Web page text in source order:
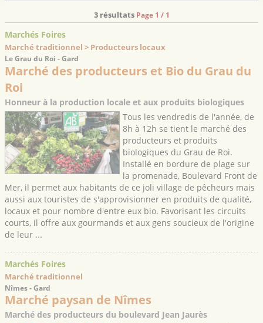
3 résultats Page 1 / 1
Marchés Foires
Marché traditionnel > Producteurs locaux
Le Grau du Roi - Gard
Marché des producteurs et Bio du Grau du
Roi
Honneur à la production locale et aux produits biologiques
Tous les vendredis de l'année, de
8h à 12h se tient le marché des
producteurs et produits
biologiques du Grau de Roi.
Installé en bordure de plage sur
la promenade, Boulevard Front de
Mer, il permet aux habitants de ce joli village de pêcheurs mais
aussi aux touristes de s'approvisionner en produits de qualité,
locaux et pour nombre d'entre eux bio. Favorisant les circuits
courts, il offre aux gourmands et aux gens soucieux de l'origine
de leur ...
Marchés Foires
Marché traditionnel
Nîmes - Gard
Marché paysan de Nîmes
Marché des producteurs du boulevard Jean Jaurès